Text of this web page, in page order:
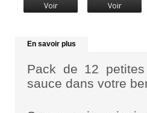
Voir Voir
En savoir plus
Pack de 12
sauce dans votre